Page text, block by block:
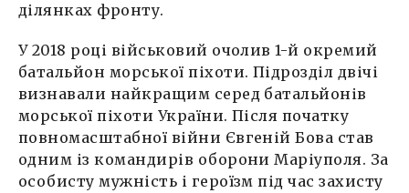
ділянках фронту.
У 2018 році військовий очолив 1-й окремий
батальйон морської піхоти. Підрозділ двічі
визнавали найкращим серед батальйонів
морської піхоти України. Після початку
повномасштабної війни Євгеній Бова став
одним із командирів оборони Маріуполя. За
особисту мужність і героїзм під час захисту